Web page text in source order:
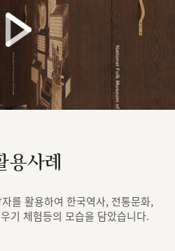
용사례
를 활용하여 한국역사, 전통문화,
기 체험등의 모습을 담았습니다.